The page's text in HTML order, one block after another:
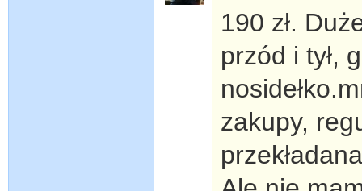
190 zł.
przód i tył,
zakupy,